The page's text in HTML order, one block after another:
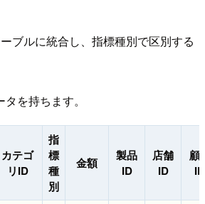
ブルに統合し、指標種別で区別する
を持ちます。
カテゴ
リID
指
標
種
別
金額
製品
ID
店舗
ID
顧
ID